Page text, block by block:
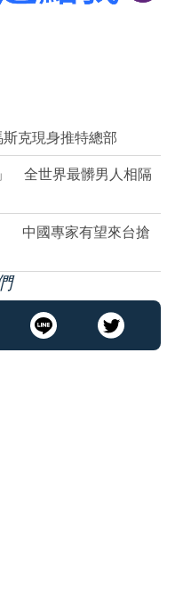
克現身推特總部
全世界最髒男人相隔
中國專家有望來台搶